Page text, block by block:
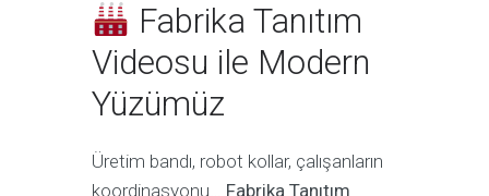
Fabrika Tanıtım
Videosu ile Modern
Yüzümüz
Üretim bandı, robot kollar, çalışanların
koordinasyonu… Fabrika Tanıtım